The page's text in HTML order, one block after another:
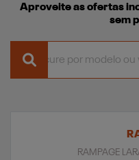
Aproveite as ofertas
sem
RAMPAGE